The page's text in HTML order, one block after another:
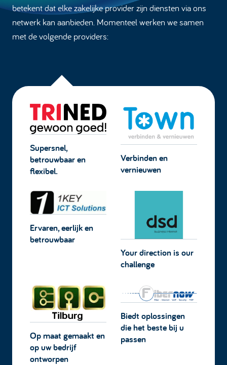
betekent dat elke zakelijke provider zijn diensten via ons
netwerk kan aanbieden. Momenteel werken we samen
met de volgende providers:
Supersnel,
betrouwbaar en
flexibel.
Verbinden en
vernieuwen
Ervaren, eerlijk en
betrouwbaar
Your direction is our
challenge
Op maat gemaakt en
op uw bedrijf
ontworpen
Biedt oplossingen
die het beste bij u
passen